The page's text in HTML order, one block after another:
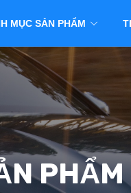
MỤC SẢN PHẨM
PHẨM